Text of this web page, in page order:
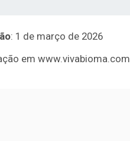
: 1 de março de 2026
em www.vivabioma.com